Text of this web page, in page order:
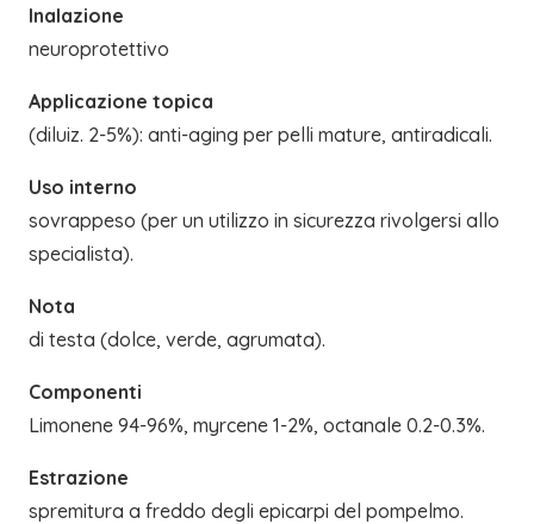
Inalazione
neuroprotettivo
Applicazione topica
(diluiz. 2-5%): anti-aging per pelli mature, antiradicali.
Uso interno
sovrappeso (per un utilizzo in sicurezza rivolgersi allo
specialista).
Nota
di testa (dolce, verde, agrumata).
Componenti
Limonene 94-96%, myrcene 1-2%, octanale 0.2-0.3%.
Estrazione
spremitura a freddo degli epicarpi del pompelmo.